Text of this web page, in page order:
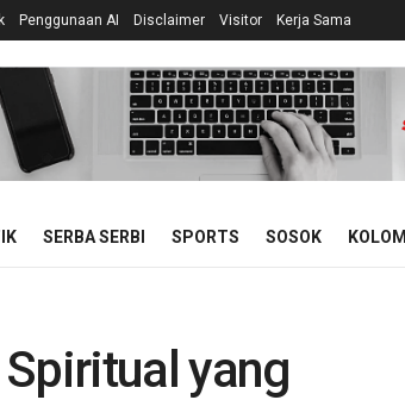
Penggunaan AI Disclaimer Visitor Kerja Sama
SERBA SERBI SPORTS SOSOK KOLOM
yang